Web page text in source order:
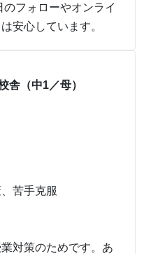
フォローやオンライ
安心しています。
舎（中1／母）
苦手克服
対策のためです。あ